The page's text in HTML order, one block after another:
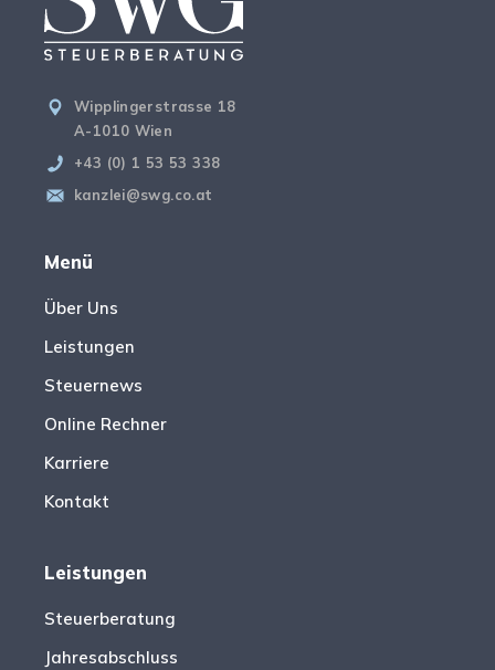
Wipplingerstrasse 18
A-1010 Wien
+43 (0) 1 53 53 338
kanzlei@swg.co.at
Menü
Über Uns
Leistungen
Steuernews
Online Rechner
Karriere
Kontakt
Leistungen
Steuerberatung
Jahresabschluss